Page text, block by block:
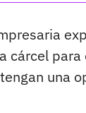
cárcel
una